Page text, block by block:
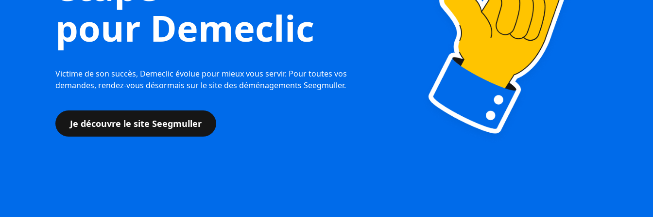
pour Demeclic
Victime de son succès, Demeclic évolue pour mieux vous servir. Pour toutes vos
demandes, rendez-vous désormais sur le site des déménagements Seegmuller.
Je découvre le site Seegmuller